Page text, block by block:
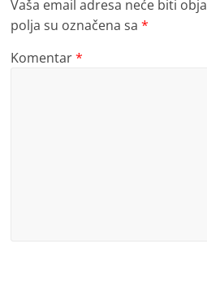
Vaša email adresa neće biti
polja su označena sa*
Komentar*